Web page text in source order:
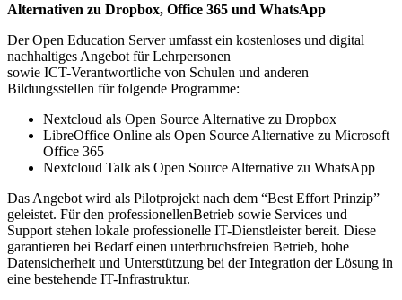
Alternativen zu Dropbox, Office 365 und WhatsApp
Der Open Education Server umfasst ein kostenloses und digital
nachhaltiges Angebot für Lehrpersonen
sowie ICT-Verantwortliche von Schulen und anderen
Bildungsstellen für folgende Programme:
Nextcloud als Open Source Alternative zu Dropbox
LibreOffice Online als Open Source Alternative zu Microsoft
Office 365
Nextcloud Talk als Open Source Alternative zu WhatsApp
Das Angebot wird als Pilotprojekt nach dem “Best Effort Prinzip”
geleistet. Für den professionellenBetrieb sowie Services und
Support stehen lokale professionelle IT-Dienstleister bereit. Diese
garantieren bei Bedarf einen unterbruchsfreien Betrieb, hohe
Datensicherheit und Unterstützung bei der Integration der Lösung in
eine bestehende IT-Infrastruktur.